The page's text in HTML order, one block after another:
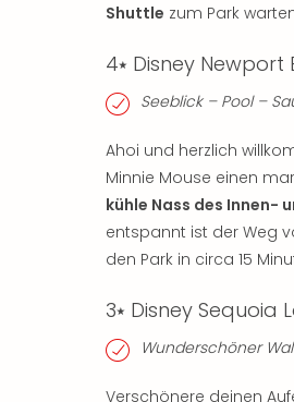
Shuttle zum Park
4⭑ Disney Newport
Seeblick – Pool –
Ahoi und herzlich
Minnie Mouse einen
kühle Nass des Innen-
entspannt ist der Weg
den Park in circa 15
3⭑ Disney Sequoia
Wunderschöner
Verschönere deinen